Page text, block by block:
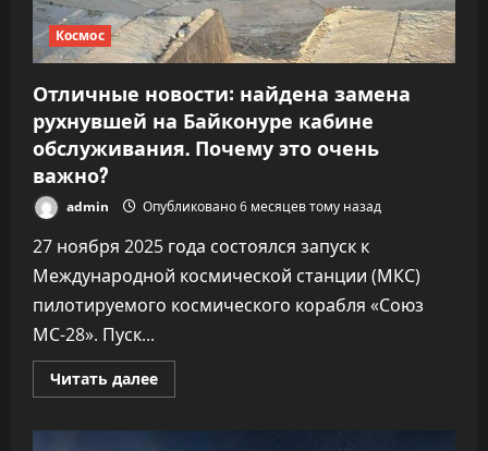
Космос
Отличные новости: найдена замена
рухнувшей на Байконуре кабине
обслуживания. Почему это очень
важно?
admin Опубликовано 6 месяцев тому назад
27 ноября 2025 года состоялся запуск к
Международной космической станции (МКС)
пилотируемого космического корабля «Союз
МС-28». Пуск...
Читать далееПрочитать
больше